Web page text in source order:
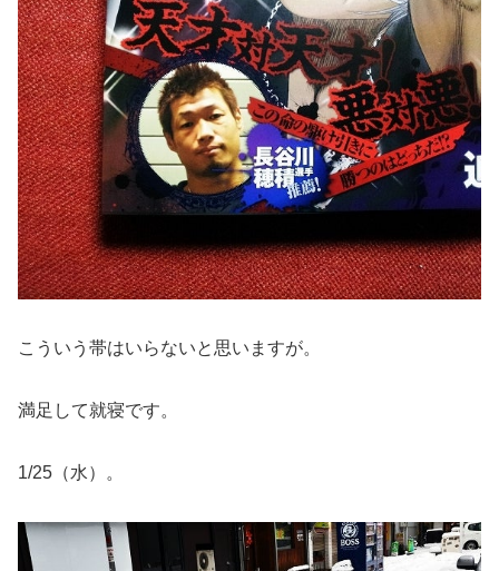
こういう帯はいらないと思いますが。
満足して就寝です。
1/25（水）。